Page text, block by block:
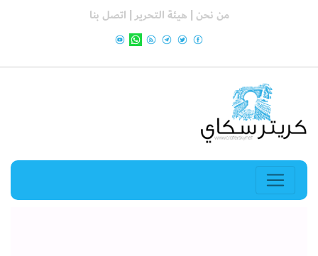
من نحن | هيئة التحرير | اتصل بنا